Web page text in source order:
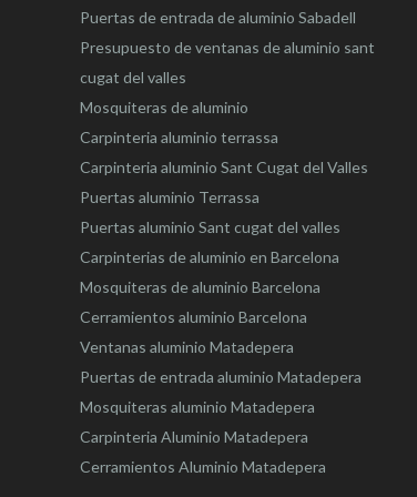
Puertas de entrada de aluminio Sabadell
Presupuesto de ventanas de aluminio sant
cugat del valles
Mosquiteras de aluminio
Carpinteria aluminio terrassa
Carpinteria aluminio Sant Cugat del Valles
Puertas aluminio Terrassa
Puertas aluminio Sant cugat del valles
Carpinterias de aluminio en Barcelona
Mosquiteras de aluminio Barcelona
Cerramientos aluminio Barcelona
Ventanas aluminio Matadepera
Puertas de entrada aluminio Matadepera
Mosquiteras aluminio Matadepera
Carpinteria Aluminio Matadepera
Cerramientos Aluminio Matadepera